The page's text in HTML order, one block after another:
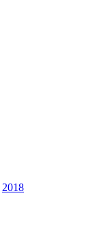
2018